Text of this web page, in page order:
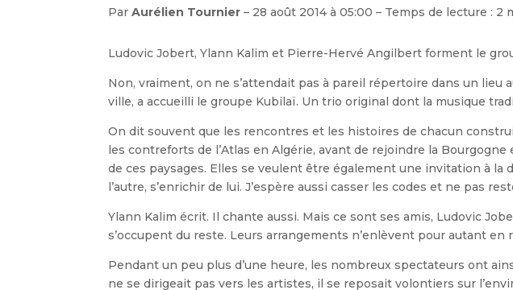
ParAurélien Tournier – 28 août 2014 à 05:00 – Temps de lecture : 2
Ludovic Jobert, Ylann Kalim et Pierre-Hervé Angilbert forment le
Non, vraiment, on ne s’attendait pas à pareil répertoire dans un lieu
ville, a accueilli le groupe Kubilaï. Un trio original dont la musique
On dit souvent que les rencontres et les histoires de chacun
les contreforts de l’Atlas en Algérie, avant de rejoindre la
de ces paysages. Elles se veulent être également une invitation à la
l’autre, s’enrichir de lui. J’espère aussi casser les codes et ne pas
Ylann Kalim écrit. Il chante aussi. Mais ce sont ses amis, Ludovic
s’occupent du reste. Leurs arrangements n’enlèvent pour autant
Pendant un peu plus d’une heure, les nombreux spectateurs ont
ne se dirigeait pas vers les artistes, il se reposait volontiers sur